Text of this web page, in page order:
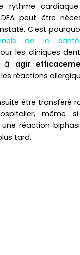
rythme
DEA peut être
C’est
de la santé
les cliniques
à agir
réactions
être transféré
même
une réaction
tard.